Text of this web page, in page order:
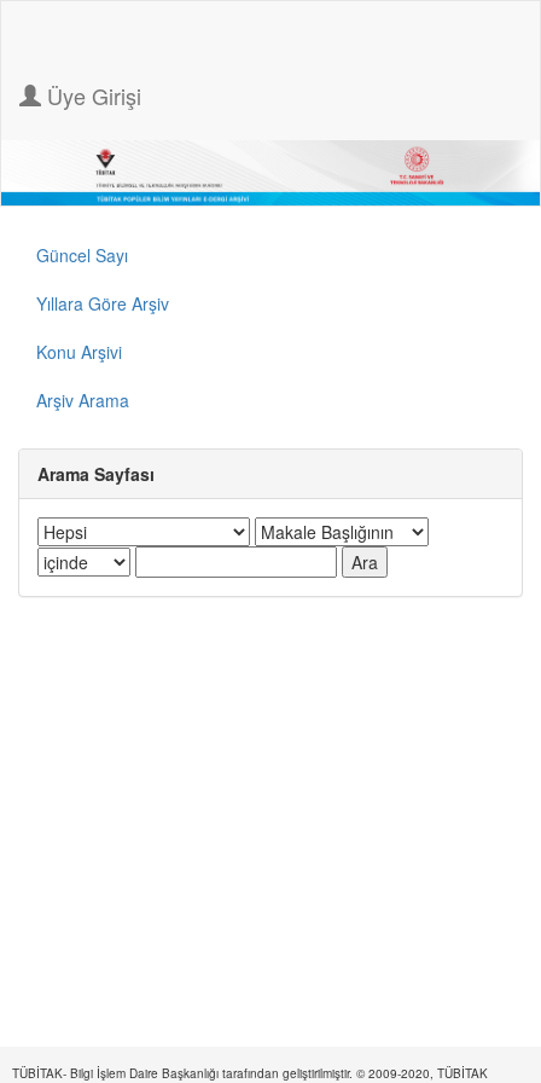
Üye Girişi
Güncel Sayı
Yıllara Göre Arşiv
Konu Arşivi
Arşiv Arama
Arama Sayfası
TÜBİTAK- Bilgi İşlem Daire Başkanlığı tarafından geliştirilmiştir. © 2009-2020, TÜBİTAK